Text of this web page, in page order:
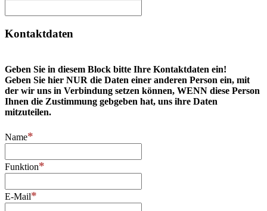
Kontaktdaten
Geben Sie in diesem Block bitte Ihre Kontaktdaten ein!
Geben Sie hier NUR die Daten einer anderen Person ein, mit
der wir uns in Verbindung setzen können, WENN diese Person
Ihnen die Zustimmung gebgeben hat, uns ihre Daten
mitzuteilen.
Name
Funktion
E-Mail